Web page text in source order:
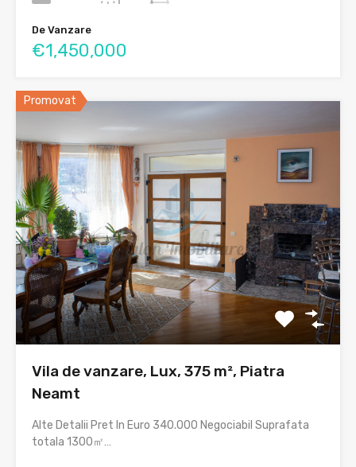
De Vanzare
€1,450,000
Promovat
Vila de vanzare, Lux, 375 m², Piatra
Neamt
Alte Detalii Pret In Euro 340.000 Negociabil Suprafata
totala 1300㎡…